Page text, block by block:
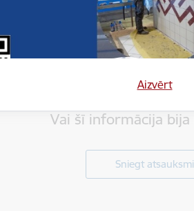
Aizvērt
Vai šī informācija bija
Sniegt atsauksmi